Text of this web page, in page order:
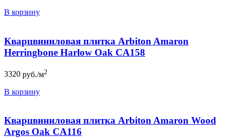
В корзину
Кварцвиниловая плитка Arbiton Amaron
Herringbone Harlow Oak CA158
3320 руб./м2
В корзину
Кварцвиниловая плитка Arbiton Amaron Wood
Argos Oak CA116